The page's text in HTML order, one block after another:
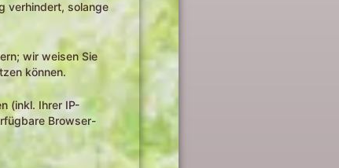
verhindert, solange
wir weisen Sie
können.
(inkl. Ihrer IP-
Browser-